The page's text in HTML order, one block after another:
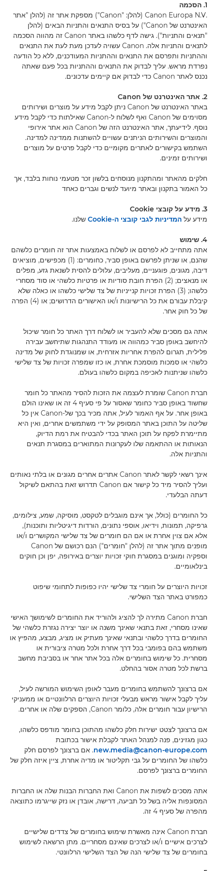
1. הסכמה
.Canon Europa N.V (להלן: "Canon") מספקת אתר זה (להלן "אתר
האינטרנט של Canon") על בסיס התנאים והתניות הבאים (להלן
"תנאים והתניות"). גישה לדף כלשהו באתר Canon זה מהווה הסכמה
לתנאים והתניות אלה. Canon עשויה לעדכן מעת לעת את התנאים
וההתניות ותפרסם את התנאים וההתניות המעודכנים, ללא כל הודעה
נפרדת מראש. עליך לבדוק את התנאים וההתניות בכל פעם שאתה
נכנס לאתר Canon כדי לבדוק אם קיימים עדכונים.
2. אתר האינטרנט של Canon
באתר האינטרנט של Canon ניתן לקבל מידע על מוצרים ושירותים
מסוימים של Canon ואף לשלוח ל-Canon שאילתות כדי לקבל מידע
נוסף. לידיעתך, אתר האינטרנט הזה של Canon הוא אתר אירופי
והמוצרים והשירותים הניתנים עשויים להשתנות ממדינה למדינה.
השתמש בקישורים לאתרים מקומיים כדי לקבל פרטים על מוצרים
ושירותים זמינים.
חלקים מהאתר ומהתקנון מנוסחים בלשון זכר מטעמי נוחות בלבד, אך
כל האמור בתקנון ובאתר מיועד לנשים וגברים כאחד
3. מידע על קובצי Cookie
מידע על המדיניות לגבי קובצי ה-Cookie שלנו.
4. שימוש
אתה מתחייב לא לפרסם או לשלוח באמצעות אתר זה חומרים כלשהם
שהנם, או שניתן לפרשם באופן סביר, כחומרים: (1) מכפישים, מוציאים
דיבה, מגונים, פוגעניים, מעליבים, עלולים להסית לשנאת גזע, מפלים
או מנאצים; (2) הפרת חובת סודיות או פרטיות כלשהי או סוד מסחרי
כלשהו; (3) הפרת זכויות קנייניות של צד שלישי כלשהו או כאלה שלא
קיבלת עבורם את כל הרישיונות ו/או האישורים הדרושים; או (4) הפרה
של כל חוק אחר.
אתה גם מסכים שלא להעביר או לשלוח דרך האתר כל חומר שיכול
להיחשב באופן סביר כמהווה או מעודד התנהגות שתיחשב עבירה
פלילית, תגרום להפרת אחריות אזרחית, או שמנוגדת לחוק של מדינה
כלשהי או סמכות מוסמכת אחרת, או כזו שמפרה זכויות של צד שלישי
כלשהו שניתנות לאכיפה במקום כלשהו בעולם.
חברת Canon שומרת לעצמה את הזכות להסיר מהאתר כל חומר
שחשוד באופן סביר כחומר שאסור על פי סעיף 4 זה או שאינו הולם
באופן אחר. על אף האמור לעיל, אתה מכיר בכך של-Canon אין כל
שליטה על התוכן באתר המסופק על ידי משתמשים אחרים, ואין היא
מתיימרת לפקח על תוכן האתר בכדי להבטיח את רמת הדיוק,
הנאותות או ההתאמה שלו לעקרונות המתוארים במסגרת תנאים
והתניות אלה.
אינך רשאי לקשר לאתר Canon אתרים אחרים מגונים או בלתי נאותים
ועליך להסיר מיד כל קישור אם Canon תדרוש זאת בהתאם לשיקול
דעתה הבלעדי.
כל החומרים (כולל, אך אינם מוגבלים לטקסט, מוסיקה, שמע, צילומים,
גרפיקה, תמונות, וידיאו, אוספי נתונים, הורדות דיגיטליות ותוכנות),
אלא אם צוין אחרת או אם הם חומרים של צד שלישי המקושרים ו/או
מופנים מתוך אתר זה (להלן "חומרים") הנם רכושם של Canon
וספקיה ומוגנים במסגרת חוקי זכויות יוצרים באירופה, יפן וכן חוקים
בינלאומיים.
זכויות היוצרים על חומרי צד שלישי יהיו כפופות לתחומי שיפוט
כמפורט באתר הצד השלישי.
חברת Canon מתירה לך להציג ולהוריד את החומרים לשימושך האישי
שאינו מסחרי, זאת בתנאי שאינך משנה או יוצר יצירה נגזרת כלשהי של
החומרים בדרך כלשהי ובתנאי שאינך מעתיק או מציג, מבצע, מהפיץ או
משתמש בהם בפומבי בכל דרך אחרת ולכל מטרה ציבורית או
מסחרית. כל שימוש בחומרים אלה בכל אתר אחר או בסביבת מחשב
ברשת לכל מטרה אסור בהחלט.
אם ברצונך להשתמש בחומרים מעבר לאופן השימוש המורשה לעיל,
עליך לקבל אישור מראש מבעלי זכויות היוצרים הרלוונטיים או ממעניקי
הרישיון עבור חומרים אלה, כלומר Canon, הספקים שלה או אחרים.
אם ברצונך לצטט ישירות חלק כלשהו מהתוכן בחומר מודפס כלשהו,
כגון מגזינים, פנה למנהל האתר לקבלת אישור בכתובת
new.media@canon-europe.com. אם ברצונך לפרסם חלק
כלשהו של החומרים על גבי תקליטור או מדיה אחרת, ציין איזה חלק של
החומרים ברצונך לפרסם.
אתה מסכים לשפות את Canon ואת החברות הבנות שלה או החברות
המסונפות אליה בשל כל תביעה, דרישה, אובדן או נזק שייגרמו כתוצאה
מהפרה של סעיף 4 זה.
חברת Canon אינה מאשרת שימוש בחומרים של צדדים שלישיים
לצרכים אישיים ו/או לצרכים שאינם מסחריים. מתן הרשאה לשימוש
בחומרים של צד שלישי הנה של הצד השלישי הרלוונטי.